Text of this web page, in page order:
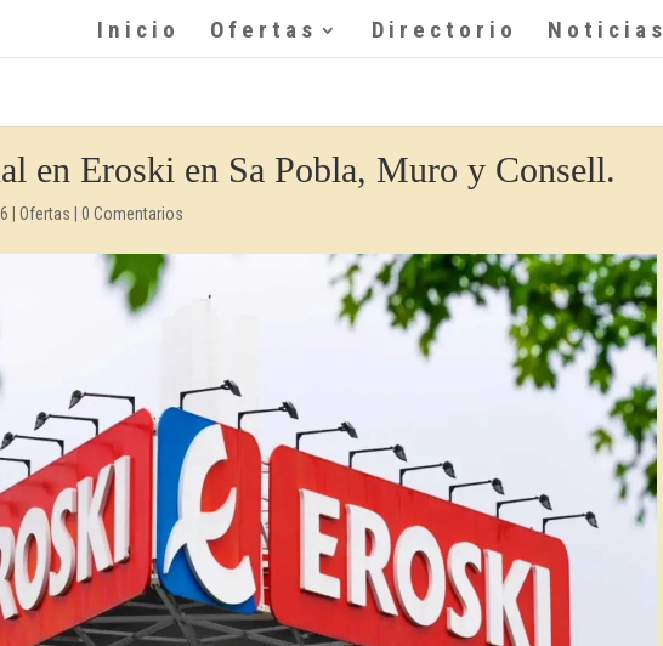
Inicio Ofertas Directorio Noticias
en Eroski en Sa Pobla, Muro y Consell.
|Ofertas |0 Comentarios